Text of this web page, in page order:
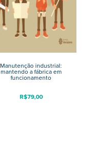
Manutenção industrial:
mantendo a fábrica em
funcionamento
R$79,00